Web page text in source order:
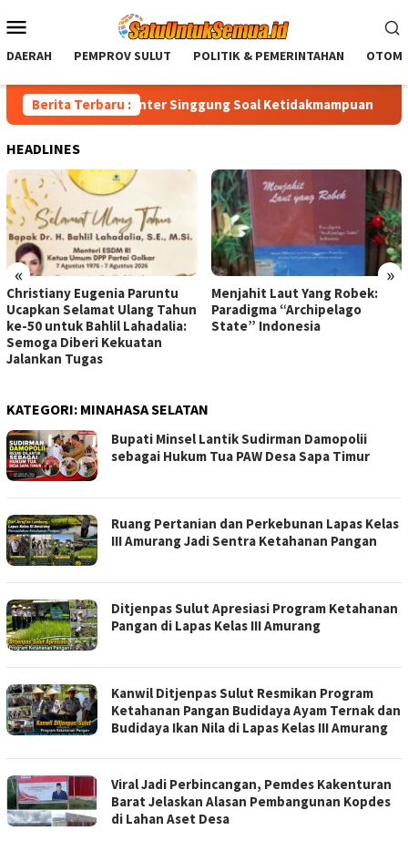
ke
Mobile
DAERAH PEMPROV SULUT POLITIK & PEMERINTAHAN
Berita Terbaru :
Royke Anter Singgung Soal Ketidakmampuan
HEADLINES
« »
Christiany Eugenia Paruntu
Ucapkan Selamat Ulang Tahun
ke-50 untuk Bahlil Lahadalia:
Semoga Diberi Kekuatan
Jalankan Tugas
Menjahit Laut Yang Robek:
Paradigma “Archipelago
State” Indonesia
KATEGORI: MINAHASA SELATAN
Bupati Minsel Lantik Sudirman Damopolii
sebagai Hukum Tua PAW Desa Sapa Timur
Ruang Pertanian dan Perkebunan Lapas Kelas
III Amurang Jadi Sentra Ketahanan Pangan
Ditjenpas Sulut Apresiasi Program Ketahanan
Pangan di Lapas Kelas III Amurang
Kanwil Ditjenpas Sulut Resmikan Program
Ketahanan Pangan Budidaya Ayam Ternak dan
Budidaya Ikan Nila di Lapas Kelas III Amurang
Viral Jadi Perbincangan, Pemdes Kakenturan
Barat Jelaskan Alasan Pembangunan Kopdes
di Lahan Aset Desa